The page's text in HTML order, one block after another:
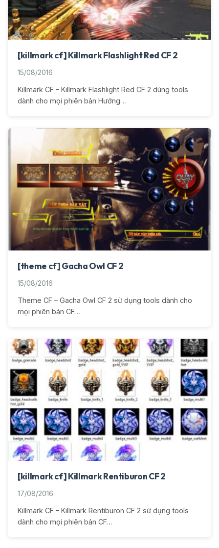
[killmark cf] Killmark Flashlight Red CF 2
15/08/2016
Killmark CF – Killmark Flashlight Red CF 2 dùng tools
dành cho mọi phiên bản Hướng…
[theme cf] Gacha Owl CF 2
15/08/2016
Theme CF – Gacha Owl CF 2 sử dụng tools dành cho
mọi phiên bản CF…
[killmark cf] Killmark Rentiburon CF 2
17/08/2016
Killmark CF – Killmark Rentiburon CF 2 sử dụng tools
dành cho mọi phiên bản CF…